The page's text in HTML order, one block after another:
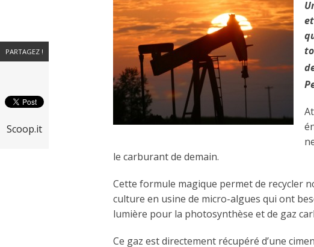
le carburant de demain.
Cette formule magique permet de recycler
culture en usine de micro-algues qui ont
lumière pour la photosynthèse et de gaz
Ce gaz est directement récupéré d’une
PARTAGEZ !
Scoop.it